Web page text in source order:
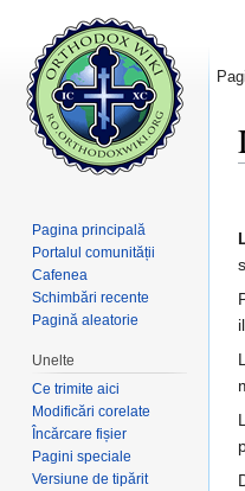
Pagina principală
Portalul comunității
Cafenea
Schimbări recente
Pagină aleatorie
Unelte
Ce trimite aici
Modificări corelate
Încărcare fișier
Pagini speciale
Versiune de tipărit